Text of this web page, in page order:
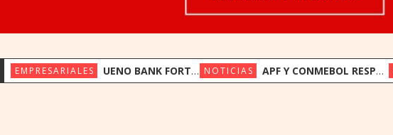
EMPRESARIALES UENO BANK FORTALECE SU FONDEO INTERNACIONAL CON US$ 17,5 MILLONES DE TRIODOS BANK Y GAWA CAPITAL NOTICIAS APF Y CONMEBOL RESPALDAN A LA FIFA Y LLAMAN A PRESERVAR LA INSTITUCIONALIDAD